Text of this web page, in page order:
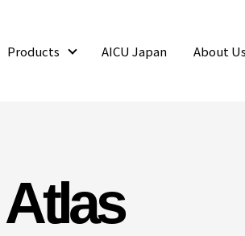
Products AICU Japan About Us
Atlas